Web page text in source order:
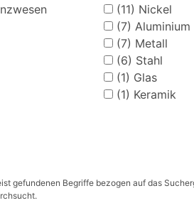
(11) Nickel
(7) Aluminium
(7) Metall
(6) Stahl
(1) Glas
(1) Keramik
gefundenen Begriffe bezogen auf das